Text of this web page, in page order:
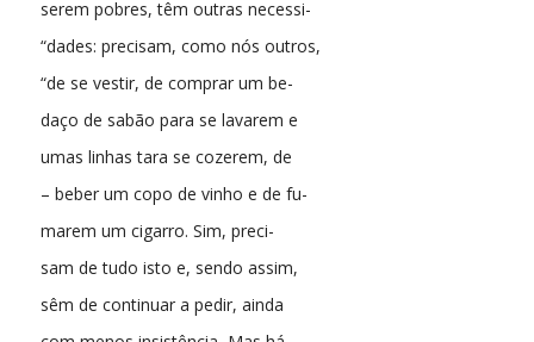
serem pobres, têm outras necessi-
“dades: precisam, como nós outros,
“de se vestir, de comprar um be-
daço de sabão para se lavarem e
umas linhas tara se cozerem, de
– beber um copo de vinho e de fu-
marem um cigarro. Sim, preci-
sam de tudo isto e, sendo assim,
sêm de continuar a pedir, ainda